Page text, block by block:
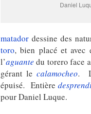
Daniel
matador dessine des
toro, bien placé et avec
l’aguante du torero face
gérant le calamocheo.
épuisé. Entière
pour Daniel Luque.